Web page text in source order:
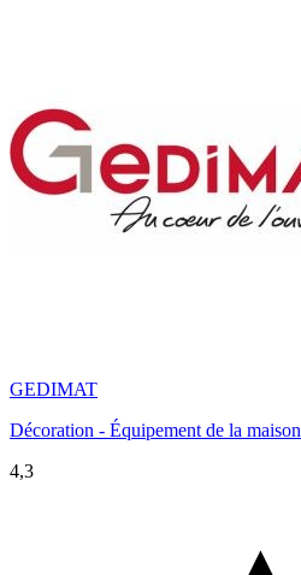
GEDIMAT
Décoration - Équipement de la maison
4,3